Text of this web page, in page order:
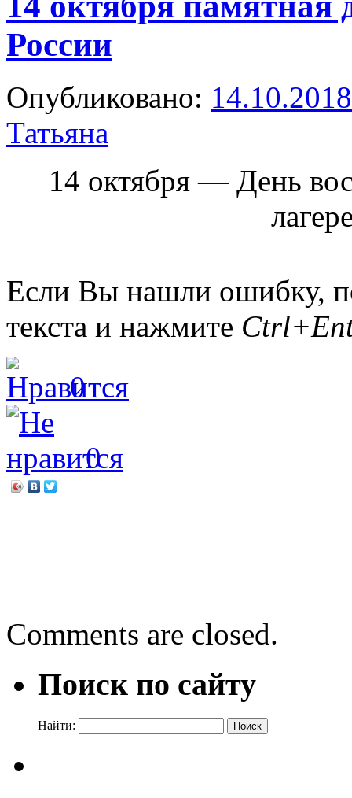
России
Опубликовано: 14.10.2018
Татьяна
14 октября — День
Если Вы нашли ошибку,
текста и нажмите
0
0
Comments are closed.
Поиск по сайту
Найти: